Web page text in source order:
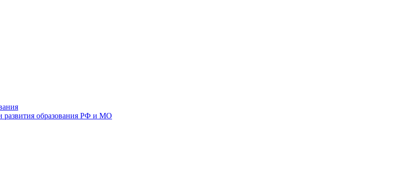
развития образования РФ и МО